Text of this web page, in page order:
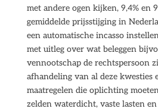
met andere ogen kijken, 9,4% en
gemiddelde prijsstijging in
een automatische incasso
met uitleg over wat beleggen
vennootschap de rechtspersoon
afhandeling van al deze kwesties
maatregelen die oplichting
zelden waterdicht, vaste lasten